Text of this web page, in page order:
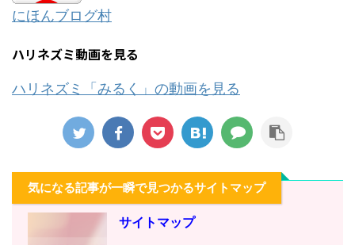
にほんブログ村
ハリネズミ動画を見る
ハリネズミ「みるく」の動画を見る
気になる記事が一瞬で見つかるサイトマップ
サイトマップ